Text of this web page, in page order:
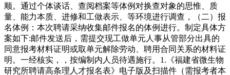
顺。通过个体谈话、查阅档案等体例对换查对象的思惟、质
量、能力本质、进修和工做表示、等环境进行调查，（二）报
名体例：本次聘请采纳收集邮件报名的体例进行。制定具体方
案如下:邮件发送后，需提交现工做单元人事从管部分出具的
同意报考材料证明或取单元解除劳动、聘用合同关系的材料证
明。一经核实，，按编制内人员待遇施行。1.《福建省微生物
研究所聘请高条理人才报名表》电子版及扫描件（需报考者本